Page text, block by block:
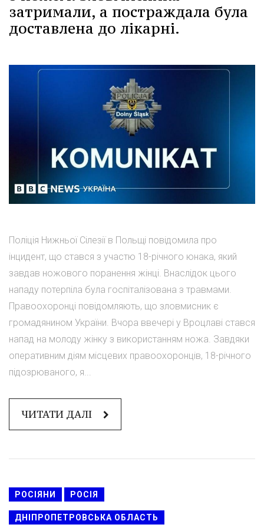
затримали, а постраждала була
доставлена до лікарні.
Поліція Нижньої Сілезії в Польщі повідомила про
інцидент, що стався з участю 18-річного юнака, який
завдав ножового поранення жінці. Внаслідок цього
нападу потерпіла була госпіталізована з травмами.
Правоохоронці повідомляють, що зловмисник є
громадянином України. Вчора ввечері у Вроцлаві стався
напад на молоду жінку з використанням ножа. Завдяки
оперативним діям місцевих правоохоронців, 18-річного
підозрюваного, я...
ЧИТАТИ ДАЛІ
РОСІЯНИ РОСІЯ
ДНІПРОПЕТРОВСЬКА ОБЛАСТЬ